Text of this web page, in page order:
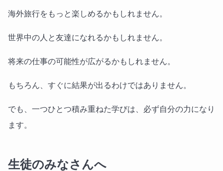
海外旅行をもっと楽しめるかもしれません。
世界中の人と友達になれるかもしれません。
将来の仕事の可能性が広がるかもしれません。
もちろん、すぐに結果が出るわけではありません。
でも、一つひとつ積み重ねた学びは、必ず自分の力になり
ます。
生徒のみなさんへ